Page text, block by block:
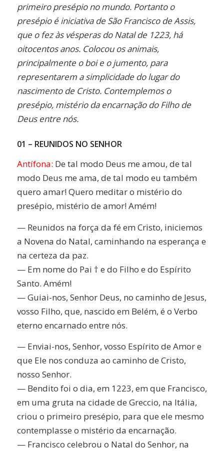
primeiro presépio no mundo. Portanto o
presépio é iniciativa de São Francisco de Assis,
que o fez às vésperas do Natal de 1223, há
oitocentos anos. Colocou os animais,
principalmente o boi e o jumento, para
representarem a simplicidade do lugar do
nascimento de Cristo. Contemplemos o
presépio, mistério da encarnação do Filho de
Deus entre nós.
01 – REUNIDOS NO SENHOR
Antífona: De tal modo Deus me amou, de tal
modo Deus me ama, de tal modo eu também
quero amar! Quero meditar o mistério do
presépio, mistério de amor! Amém!
— Reunidos na força da fé em Cristo, iniciemos
a Novena do Natal, caminhando na esperança e
na certeza da paz.
— Em nome do Pai † e do Filho e do Espírito
Santo. Amém!
— Guiai-nos, Senhor Deus, no caminho de Jesus,
vosso Filho, que, nascido em Belém, é o Verbo
eterno encarnado entre nós.
— Enviai-nos, Senhor, vosso Espírito de Amor e
que Ele nos conduza ao caminho de Cristo,
nosso Senhor.
— Bendito foi o dia, em 1223, em que Francisco,
em uma gruta na cidade de Greccio, na Itália,
criou o primeiro presépio, para que ele mesmo
contemplasse o mistério da encarnação.
— Francisco celebrou o Natal do Senhor, na